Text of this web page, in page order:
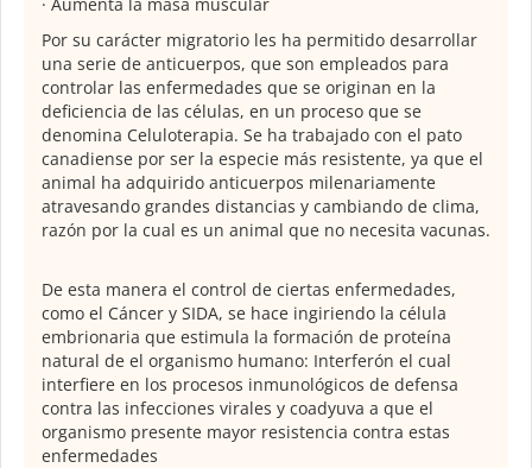
Por su carácter migratorio les ha permitido desarrollar
una serie de anticuerpos, que son empleados para
controlar las enfermedades que se originan en la
deficiencia de las células, en un proceso que se
denomina Celuloterapia. Se ha trabajado con el pato
canadiense por ser la especie más resistente, ya que el
animal ha adquirido anticuerpos milenariamente
atravesando grandes distancias y cambiando de clima,
razón por la cual es un animal que no necesita vacunas.
De esta manera el control de ciertas enfermedades,
como el Cáncer y SIDA, se hace ingiriendo la célula
embrionaria que estimula la formación de proteína
natural de el organismo humano: Interferón el cual
interfiere en los procesos inmunológicos de defensa
contra las infecciones virales y coadyuva a que el
organismo presente mayor resistencia contra estas
enfermedades